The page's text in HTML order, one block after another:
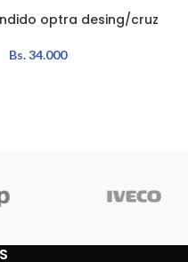
optra desing/cruz
Bs.34.000